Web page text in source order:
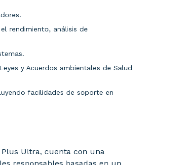
rendimiento, análisis de
y Acuerdos ambientales de Salud
facilidades de soporte en
Ultra, cuenta con una